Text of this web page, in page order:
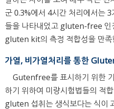
군 0.3%에서 4시간 처리에서는
들을 나타내었고 gluten-free 인
gluten kit의 측정 적합성을 만족
가열, 비가열처리를 통한
Gutenfree를 표시하기 위한
하기 위하여 미량시험법들의 적
gluten 섭취는 생식보다는 식이